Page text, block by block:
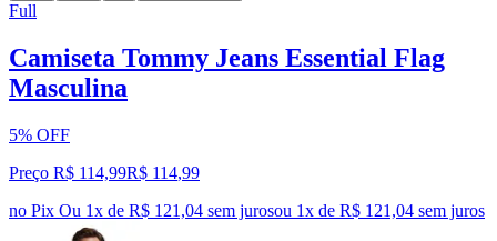
Full
Camiseta Tommy Jeans Essential Flag
Masculina
5% OFF
Preço R$ 114,99R$ 114,99
no Pix Ou 1x de R$ 121,04 sem jurosou 1x de R$ 121,04 sem juros